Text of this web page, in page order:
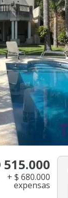
515.000
+ $ 680.000
expensas